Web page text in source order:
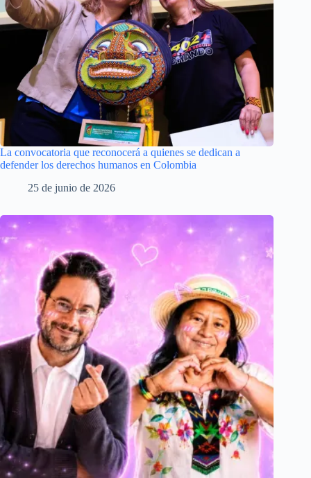
La convocatoria que reconocerá a quienes se dedican a
defender los derechos humanos en Colombia
25 de junio de 2026